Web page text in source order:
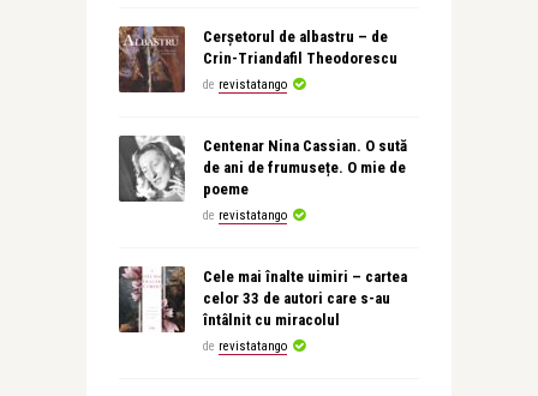
Cerșetorul de albastru – de
Crin-Triandafil Theodorescu
de revistatango
Centenar Nina Cassian. O sută
de ani de frumusețe. O mie de
poeme
de revistatango
Cele mai înalte uimiri – cartea
celor 33 de autori care s-au
întâlnit cu miracolul
de revistatango